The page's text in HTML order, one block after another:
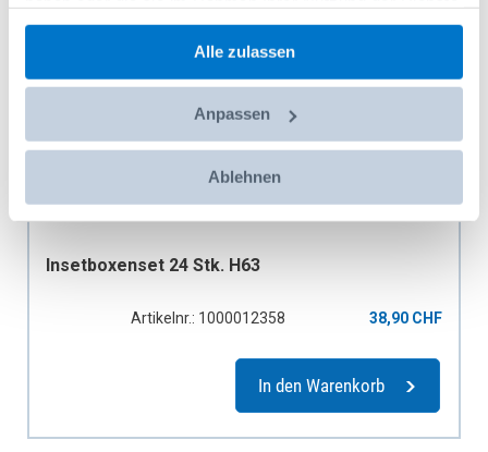
gesammelt haben.
Alle zulassen
Anpassen
Ablehnen
Insetboxenset 24 Stk. H63
Artikelnr.: 1000012358 38,90 CHF
In den Warenkorb